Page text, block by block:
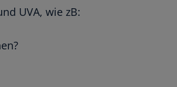
UVA, wie zB: